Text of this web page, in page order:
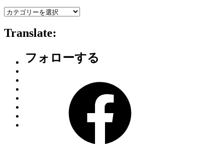
–
Category
–
Translate:
フォローする